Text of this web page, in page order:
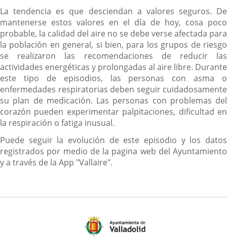
La tendencia es que desciendan a valores seguros. De
mantenerse estos valores en el día de hoy, cosa poco
probable, la calidad del aire no se debe verse afectada para
la población en general, si bien, para los grupos de riesgo
se realizaron las recomendaciones de reducir las
actividades energéticas y prolongadas al aire libre. Durante
este tipo de episodios, las personas con asma o
enfermedades respiratorias deben seguir cuidadosamente
su plan de medicación. Las personas con problemas del
corazón pueden experimentar palpitaciones, dificultad en
la respiración o fatiga inusual.
Puede seguir la evolución de este episodio y los datos
registrados por medio de la pagina web del Ayuntamiento
y a través de la App "Vallaire".